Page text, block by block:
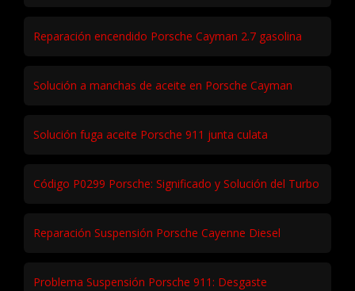
Reparación encendido Porsche Cayman 2.7 gasolina
Solución a manchas de aceite en Porsche Cayman
Solución fuga aceite Porsche 911 junta culata
Código P0299 Porsche: Significado y Solución del Turbo
Reparación Suspensión Porsche Cayenne Diesel
Problema Suspensión Porsche 911: Desgaste